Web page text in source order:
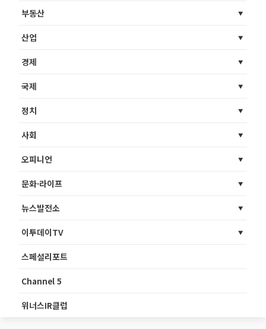
부동산
산업
경제
국제
정치
사회
오피니언
문화·라이프
뉴스발전소
이투데이TV
스페셜리포트
Channel 5
위너스IR클럽